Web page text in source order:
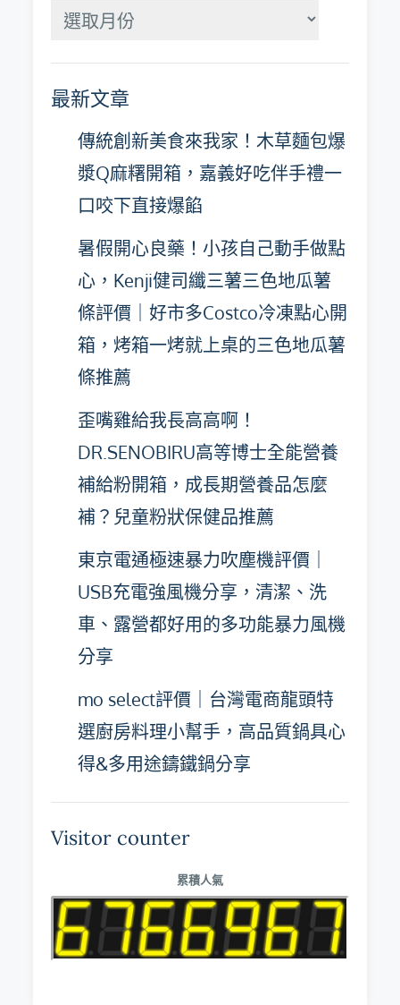
分
整
最新文章
傳統創新美食來我家！木草麵包爆
漿Q麻糬開箱，嘉義好吃伴手禮一
口咬下直接爆餡
暑假開心良藥！小孩自己動手做點
心，Kenji健司纖三薯三色地瓜薯
條評價｜好市多Costco冷凍點心開
箱，烤箱一烤就上桌的三色地瓜薯
條推薦
歪嘴雞給我長高高啊！
DR.SENOBIRU高等博士全能營養
補給粉開箱，成長期營養品怎麼
補？兒童粉狀保健品推薦
東京電通極速暴力吹塵機評價｜
USB充電強風機分享，清潔、洗
車、露營都好用的多功能暴力風機
分享
mo select評價｜台灣電商龍頭特
選廚房料理小幫手，高品質鍋具心
得&多用途鑄鐵鍋分享
Visitor counter
累積人氣